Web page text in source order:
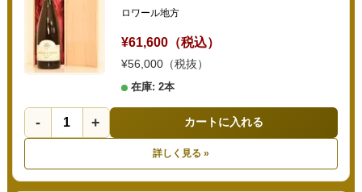
ロワール地方
¥61,600（税込）
¥56,000（税抜）
在庫: 2本
- + カートに入れる
詳しく見る »